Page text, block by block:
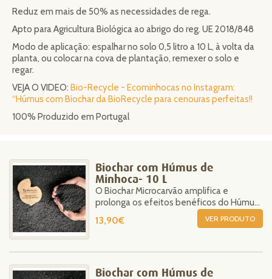
Reduz em mais de 50% as necessidades de rega.
Apto para Agricultura Biológica ao abrigo do reg. UE 2018/848
Modo de aplicação: espalhar no solo 0,5 litro a 10 L, à volta da
planta, ou colocar na cova de plantação, remexer o solo e
regar.
VEJA O VIDEO: Bio-Recycle - Ecominhocas no Instagram:
“Húmus com Biochar da BioRecycle para cenouras perfeitas!!
100% Produzido em Portugal
Biochar com Húmus de
Minhoca- 10 L
O Biochar Microcarvão amplifica e
prolonga os efeitos benéficos do Húmus
13,90€ VER PRODUTO
Biochar com Húmus de